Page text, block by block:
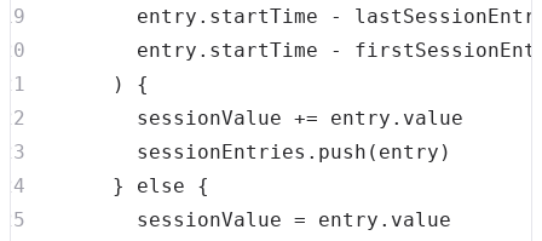
        entry
. startTime -
        entry
. startTime -
)
{
        sessionValue
+= entry . value
        sessionEntries
. push ( entry )
}
else
{
        sessionValue
= entry . value